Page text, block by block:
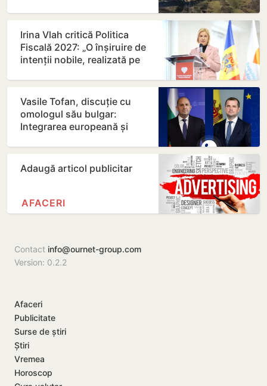
Irina Vlah critică Politica
Fiscală 2027: „O înșiruire de
intenții nobile, realizată pe
Vasile Tofan, discuție cu
omologul său bulgar:
Integrarea europeană și
Adaugă articol publicitar
AFACERI
Contact info@ournet-group.com
Version: 0.2.2
Afaceri
Publicitate
Surse de știri
Știri
Vremea
Horoscop